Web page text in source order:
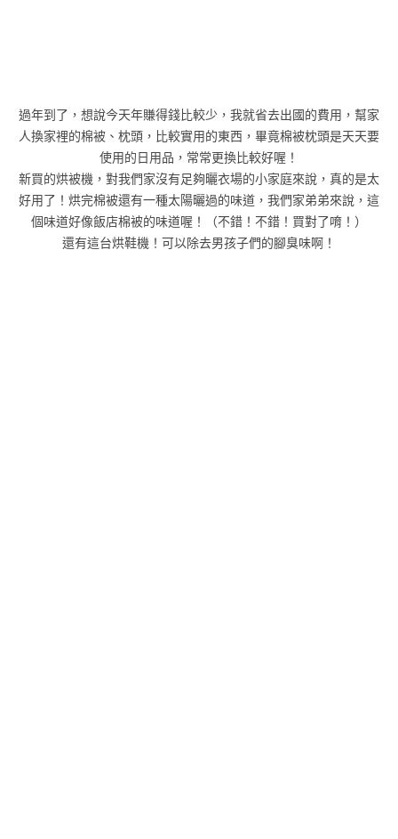
過年到了，想說今天年賺得錢比較少，我就省去出國的費用，幫家
人換家裡的棉被、枕頭，比較實用的東西，畢竟棉被枕頭是天天要
使用的日用品，常常更換比較好喔！
新買的烘被機，對我們家沒有足夠曬衣場的小家庭來說，真的是太
好用了！烘完棉被還有一種太陽曬過的味道，我們家弟弟來說，這
個味道好像飯店棉被的味道喔！（不錯！不錯！買對了唷！）
還有這台烘鞋機！可以除去男孩子們的腳臭味啊！